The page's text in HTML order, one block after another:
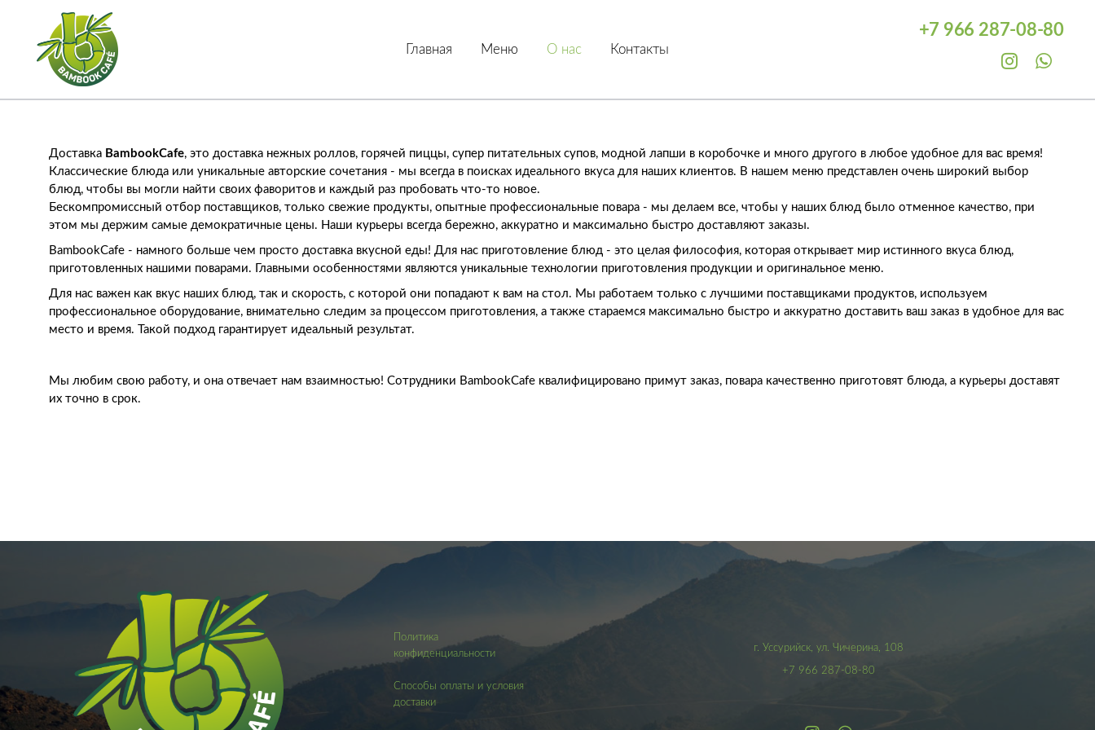
Главная Меню О нас Контакты
+7 966 287-08-80
Доставка BambookCafe, это доставка нежных роллов, горячей пиццы, супер питательных супов, модной лапши в коробочке и много другого в любое удобное для вас время!
Классические блюда или уникальные авторские сочетания - мы всегда в поисках идеального вкуса для наших клиентов. В нашем меню представлен очень широкий выбор
блюд, чтобы вы могли найти своих фаворитов и каждый раз пробовать что-то новое.
Бескомпромиссный отбор поставщиков, только свежие продукты, опытные профессиональные повара - мы делаем все, чтобы у наших блюд было отменное качество, при
этом мы держим самые демократичные цены. Наши курьеры всегда бережно, аккуратно и максимально быстро доставляют заказы.
BambookCafe - намного больше чем просто доставка вкусной еды! Для нас приготовление блюд - это целая философия, которая открывает мир истинного вкуса блюд,
приготовленных нашими поварами. Главными особенностями являются уникальные технологии приготовления продукции и оригинальное меню.
Для нас важен как вкус наших блюд, так и скорость, с которой они попадают к вам на стол. Мы работаем только с лучшими поставщиками продуктов, используем
профессиональное оборудование, внимательно следим за процессом приготовления, а также стараемся максимально быстро и аккуратно доставить ваш заказ в удобное для вас
место и время. Такой подход гарантирует идеальный результат.
Мы любим свою работу, и она отвечает нам взаимностью! Сотрудники BambookCafe квалифицировано примут заказ, повара качественно приготовят блюда, а курьеры доставят
их точно в срок.
Политика
конфиденциальности
Способы оплаты и условия
доставки
г. Уссурийск, ул. Чичерина, 108
+7 966 287-08-80